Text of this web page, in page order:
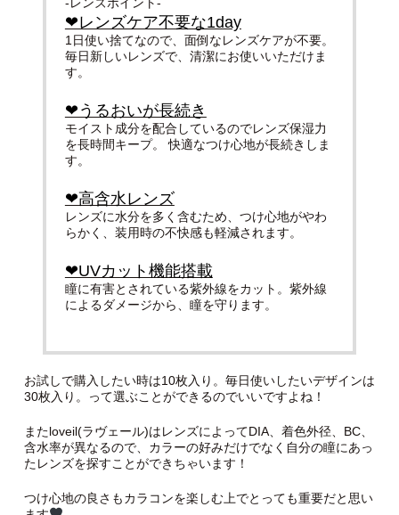
❤︎レンズケア不要な1day
1日使い捨てなので、面倒なレンズケアが不要。
毎日新しいレンズで、清潔にお使いいただけま
す。
❤︎うるおいが長続き
モイスト成分を配合しているのでレンズ保湿力
を長時間キープ。 快適なつけ心地が長続きしま
す。
❤︎高含水レンズ
レンズに水分を多く含むため、つけ心地がやわ
らかく、装用時の不快感も軽減されます。
❤︎UVカット機能搭載
瞳に有害とされている紫外線をカット。紫外線
によるダメージから、瞳を守ります。
お試しで購入したい時は10枚入り。毎日使いしたいデザインは
30枚入り。って選ぶことができるのでいいですよね！
またloveil(ラヴェール)はレンズによってDIA、着色外径、BC、
含水率が異なるので、カラーの好みだけでなく自分の瞳にあっ
たレンズを探すことができちゃいます！
つけ心地の良さもカラコンを楽しむ上でとっても重要だと思い